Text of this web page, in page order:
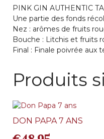
PINK GIN AUTHENTIC
Une partie des fonds
Nez : arômes de fruits
Bouche : Litchis et fruits
Final : Finale poivrée aux
Produits
DON PAPA 7 ANS